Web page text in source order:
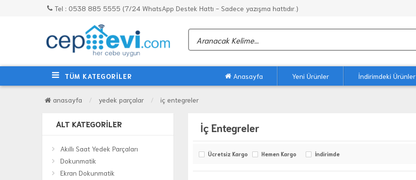
Tel : 0538 885 5555 (7/24 WhatsApp Destek Hattı - Sadece yazışma hattıdır.)
TÜM KATEGORİLER Anasayfa Yeni Ürünler İndirimdeki Ürünler
anasayfa yedek parçalar i̇ç entegreler
ALT KATEGORILER
Akıllı Saat Yedek Parçaları
Dokunmatik
Ekran Dokunmatik
İç Entegreler
Ücretsiz Kargo Hemen Kargo İndirimde